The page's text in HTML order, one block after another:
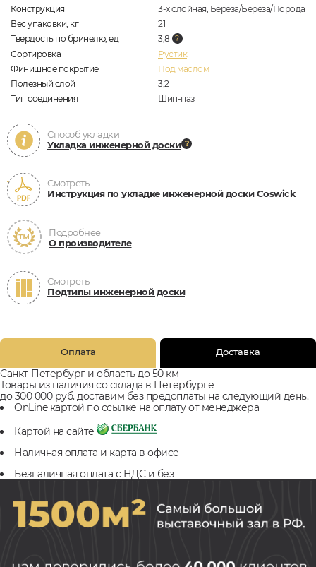
Конструкция
3-х слойная, Берёза/Берёза/Порода
Вес упаковки, кг
21
Твердость по бринелю, ед
3,8
Сортировка
Рустик
Финишное покрытие
Под маслом
Полезный слой
3,2
Тип соединения
Шип-паз
Способ укладки
Укладка инженерной доски
Смотреть
Инструкция по укладке инженерной доски Coswick
Подробнее
О производителе
Смотреть
Подтипы инженерной доски
Оплата Доставка
Санкт-Петербург и область до 50 км
Товары из наличия со склада в Петербурге
до 300 000 руб. доставим без предоплаты на следующий день.
OnLine картой по ссылке на оплату от менеджера
Картой на сайте
Наличная оплата и карта в офисе
Безналичная оплата с НДС и без